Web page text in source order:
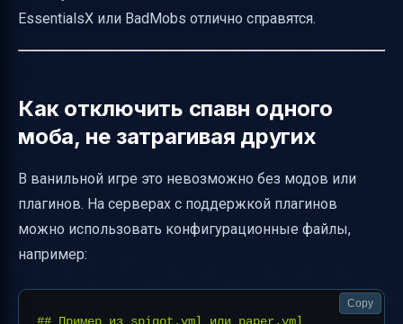
EssentialsX или BadMobs отлично справятся.
Как отключить спавн одного
моба, не затрагивая других
В ванильной игре это невозможно без модов или
плагинов. На серверах с поддержкой плагинов
можно использовать конфигурационные файлы,
например:
Copy